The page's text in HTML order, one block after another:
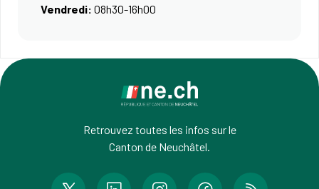
Vendredi: 08h30-16h00
Retrouvez toutes les infos sur le
Canton de Neuchâtel.